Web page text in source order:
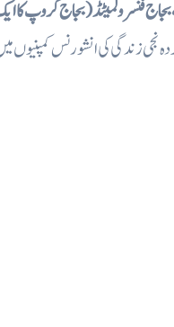
فنسرو لمیٹڈ (بجاج گروپ کا
نجی زندگی کی انشورنس